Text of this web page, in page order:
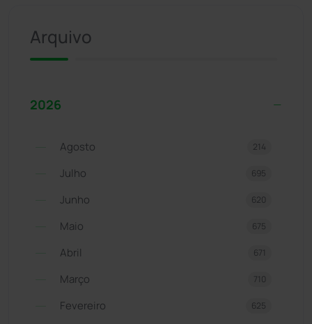
Arquivo
2026
Agosto 214
Julho 695
Junho 620
Maio 675
Abril 671
Março 710
Fevereiro 625